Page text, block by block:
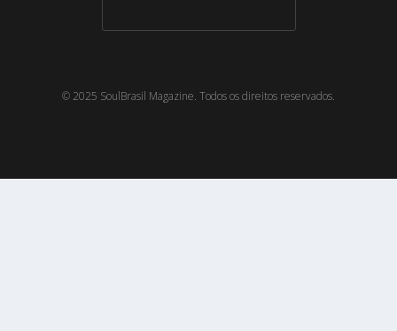
© 2025 SoulBrasil Magazine. Todos os direitos reservados.